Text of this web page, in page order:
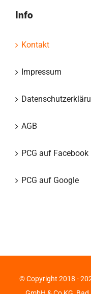
Info
Kontakt
Impressum
AGB
PCG auf Facebook
PCG auf Google
© Copyright 2018 -